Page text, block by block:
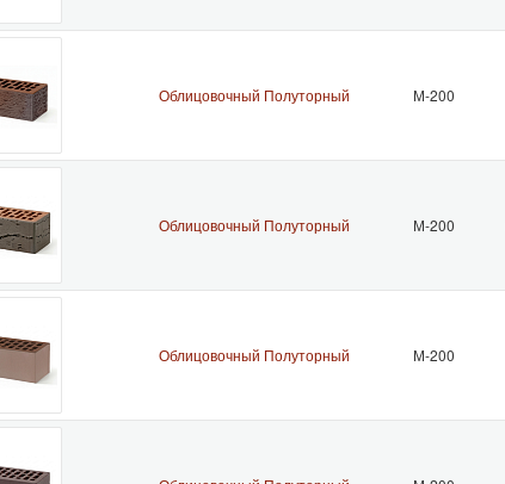
Облицовочный Полуторный М-200
Облицовочный Полуторный М-200
Облицовочный Полуторный М-200